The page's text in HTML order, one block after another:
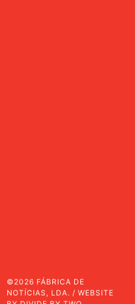
©2026 FÁBRICA DE
NOTÍCIAS, LDA. / WEBSITE